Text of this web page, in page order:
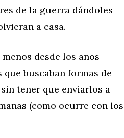
de la guerra dándoles
a casa.
desde los años
buscaban formas de
tener que enviarlos a
(como ocurre con los